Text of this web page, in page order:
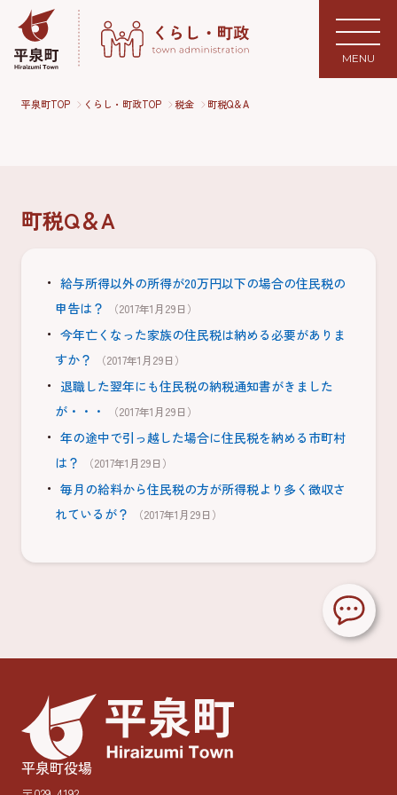
MENU
平泉町TOP くらし・町政TOP 税金 町税Q＆A
町税Q＆A
給与所得以外の所得が20万円以下の場合の住民税の
申告は？
（2017年1月29日）
今年亡くなった家族の住民税は納める必要がありま
すか？
（2017年1月29日）
退職した翌年にも住民税の納税通知書がきました
が・・・
（2017年1月29日）
年の途中で引っ越した場合に住民税を納める市町村
は？
（2017年1月29日）
毎月の給料から住民税の方が所得税より多く徴収さ
れているが？
（2017年1月29日）
平泉町役場